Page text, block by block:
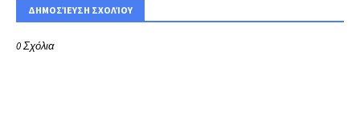
ΔΗΜΟΣΊΕΥΣΗ ΣΧΟΛΊΟΥ
0 Σχόλια